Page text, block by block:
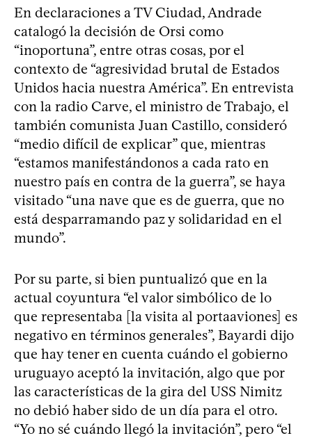
En declaraciones a TV Ciudad, Andrade
catalogó la decisión de Orsi como
“inoportuna”, entre otras cosas, por el
contexto de “agresividad brutal de Estados
Unidos hacia nuestra América”. En entrevista
con la radio Carve, el ministro de Trabajo, el
también comunista Juan Castillo, consideró
“medio difícil de explicar” que, mientras
“estamos manifestándonos a cada rato en
nuestro país en contra de la guerra”, se haya
visitado “una nave que es de guerra, que no
está desparramando paz y solidaridad en el
mundo”.
Por su parte, si bien puntualizó que en la
actual coyuntura “el valor simbólico de lo
que representaba [la visita al portaaviones] es
negativo en términos generales”, Bayardi dijo
que hay tener en cuenta cuándo el gobierno
uruguayo aceptó la invitación, algo que por
las características de la gira del USS Nimitz
no debió haber sido de un día para el otro.
“Yo no sé cuándo llegó la invitación”, pero “el